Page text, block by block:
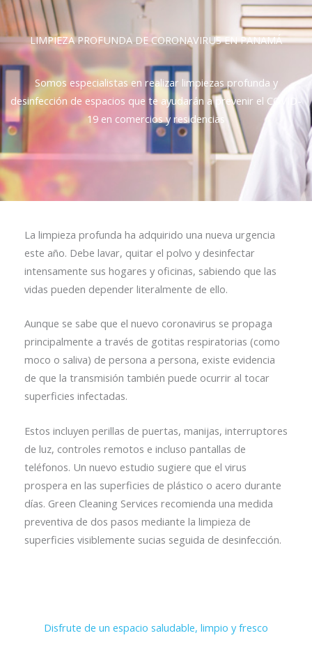
LIMPIEZA PROFUNDA DE CORONAVIRUS EN PANAMÁ
Somos especialistas en realizar limpiezas profunda y
desinfección de espacios que te ayudarán a prevenir el COVID-
19 en comercios y residencias
La limpieza profunda ha adquirido una nueva urgencia
este año. Debe lavar, quitar el polvo y desinfectar
intensamente sus hogares y oficinas, sabiendo que las
vidas pueden depender literalmente de ello.
Aunque se sabe que el nuevo coronavirus se propaga
principalmente a través de gotitas respiratorias (como
moco o saliva) de persona a persona, existe evidencia
de que la transmisión también puede ocurrir al tocar
superficies infectadas.
Estos incluyen perillas de puertas, manijas, interruptores
de luz, controles remotos e incluso pantallas de
teléfonos. Un nuevo estudio sugiere que el virus
prospera en las superficies de plástico o acero durante
días. Green Cleaning Services recomienda una medida
preventiva de dos pasos mediante la limpieza de
superficies visiblemente sucias seguida de desinfección.
Disfrute de un espacio saludable, limpio y fresco